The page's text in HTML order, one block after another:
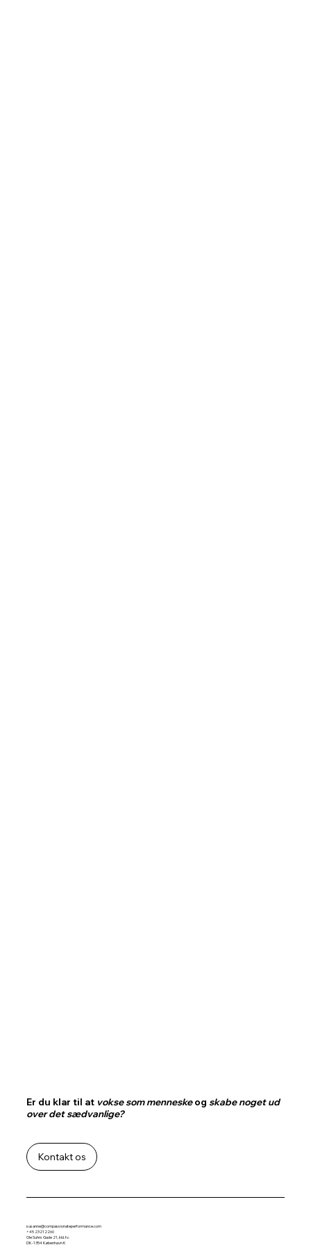
Er du klar til at vokse som menneskeog skabe noget ud
over det sædvanlige?
Kontakt os
susanne@compassionateperformance.com
+45 23212260
Ole Suhrs Gade 21, kld. tv.
DK-1354 København K